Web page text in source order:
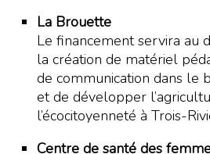
La Brouette
Le financement servira au
la création de matériel
de communication dans le
et de développer
l’écocitoyenneté à Trois-
Centre de santé des